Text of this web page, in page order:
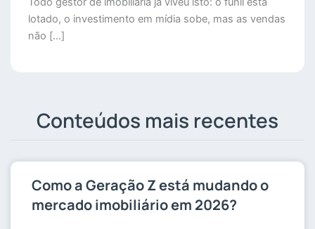
lotado, o investimento em mídia sobe, mas as vendas
não […]
Conteúdos mais recentes
Como a Geração Z está mudando o
mercado imobiliário em 2026?